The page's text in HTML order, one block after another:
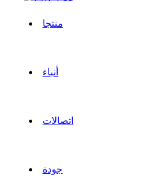
منتجا
أنباء
اتصالات
جودة